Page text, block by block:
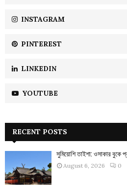
INSTAGRAM
PINTEREST
LINKEDIN
YOUTUBE
RECENT POSTS
সুমিয়োশি তাইশা: ওসাকার বুকে
August 6, 2026 0